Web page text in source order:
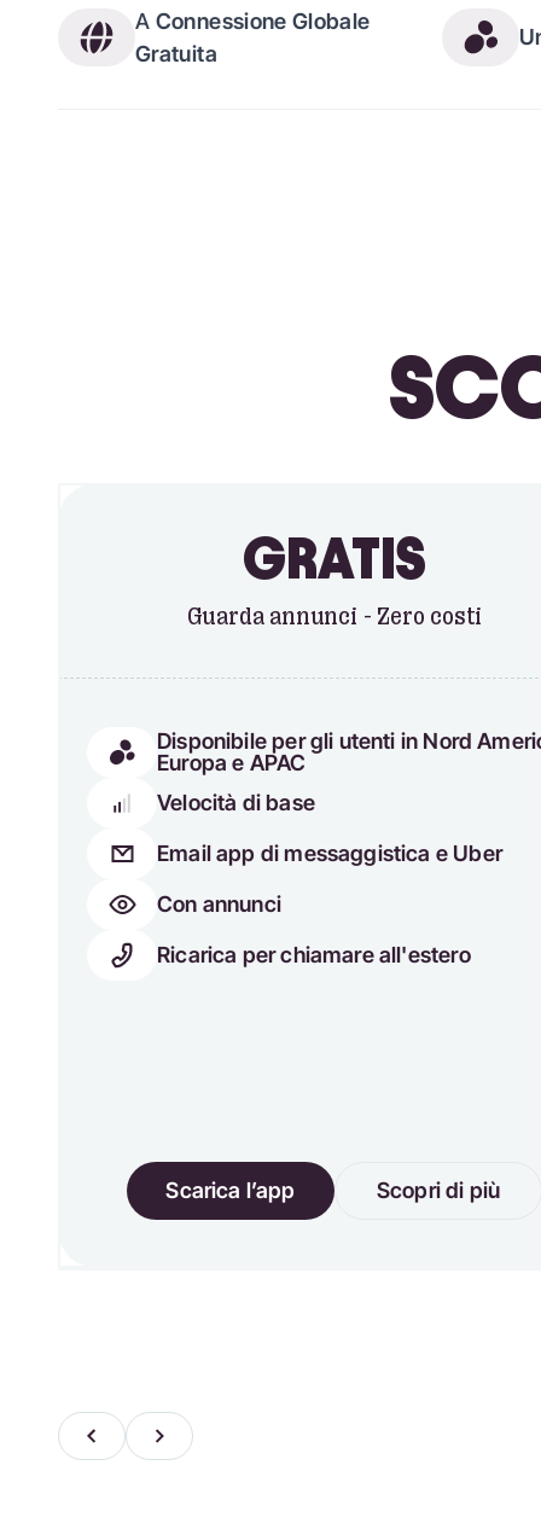
A Connessione Globale
Gratuita
GRATIS
Guarda annunci - Zero costi
Disponibile per gli utenti in Nord
Europa e APAC
Velocità di base
Email app di messaggistica e Uber
Con annunci
Ricarica per chiamare all'estero
Scarica l’app Scopri di più